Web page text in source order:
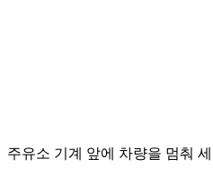
주유소 기계 앞에 차량을 멈춰